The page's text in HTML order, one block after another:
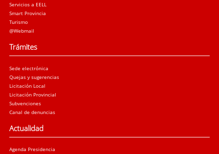
Servicios a EELL
Smart Provincia
Turismo
@Webmail
Trámites
Sede electrónica
Quejas y sugerencias
Licitación Local
Licitación Provincial
Subvenciones
Canal de denuncias
Actualidad
Agenda Presidencia